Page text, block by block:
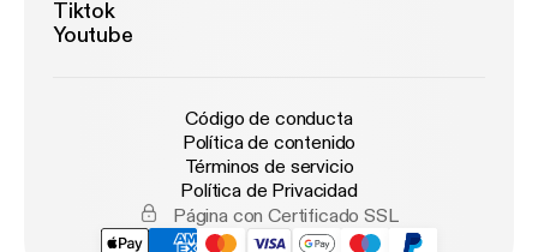
Tiktok
Youtube
Código de conducta
Política de contenido
Términos de servicio
Política de Privacidad
Página con Certificado SSL